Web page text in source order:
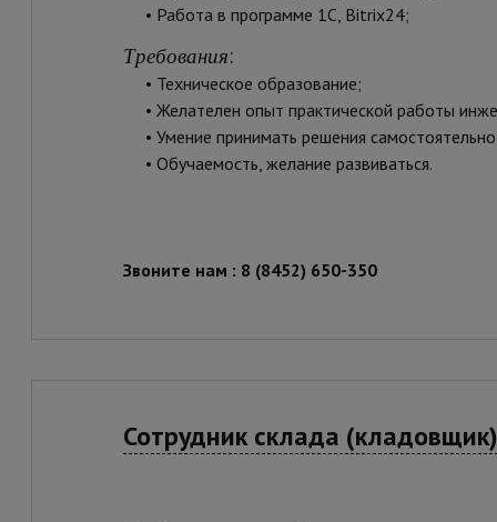
• Работа в программе 1С, Bitrix24;
Требования:
• Техническое образование;
• Желателен опыт практической работы
• Умение принимать решения
• Обучаемость, желание развиваться.
Звоните нам : 8 (8452) 650-350
Сотрудник склада (кладовщик)